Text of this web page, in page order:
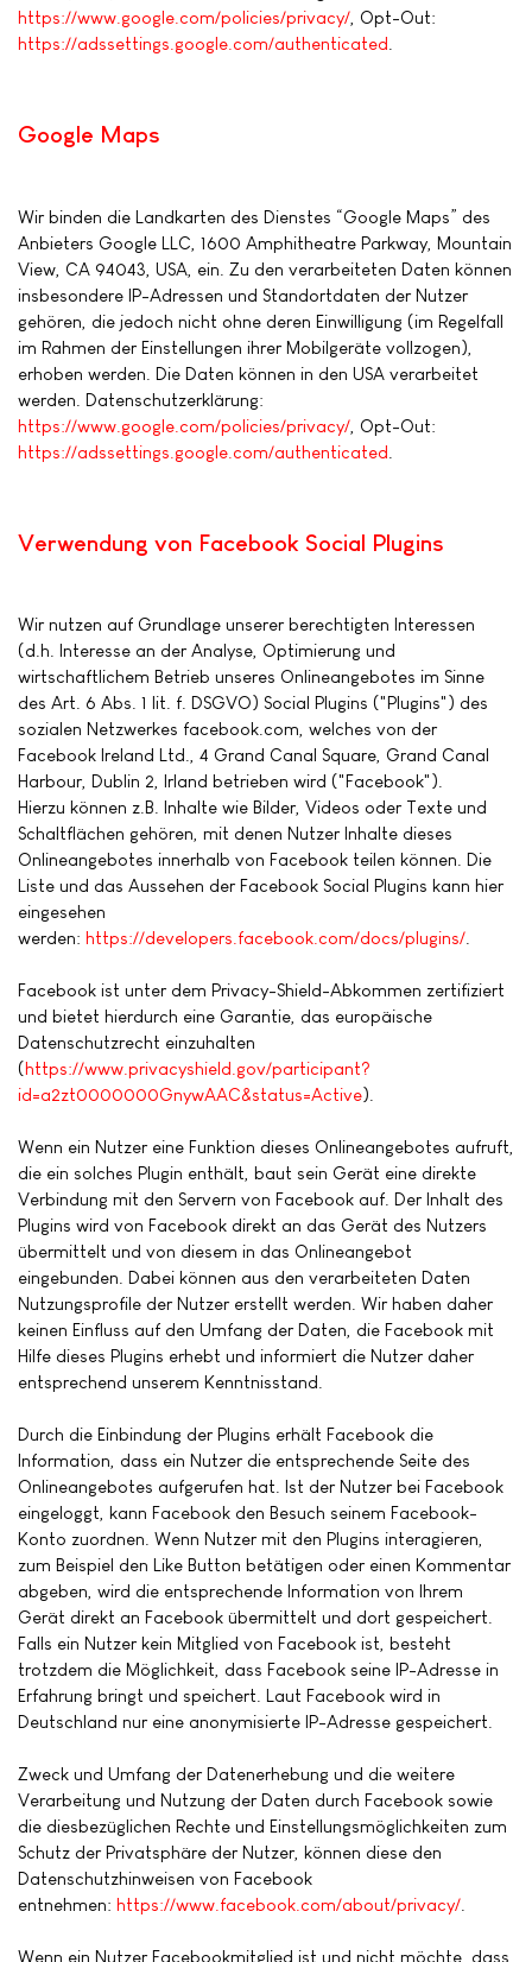
https://www.google.com/policies/privacy/ , Opt-Out:
https://adssettings.google.com/authenticated
Google Maps
Wir binden die Landkarten des Dienstes “Google Maps” des
Anbieters Google LLC, 1600 Amphitheatre Parkway, Mountain
View, CA 94043, USA, ein. Zu den verarbeiteten Daten können
insbesondere IP-Adressen und Standortdaten der Nutzer
gehören, die jedoch nicht ohne deren Einwilligung (im Regelfall
im Rahmen der Einstellungen ihrer Mobilgeräte vollzogen),
erhoben werden. Die Daten können in den USA verarbeitet
werden. Datenschutzerklärung:
https://www.google.com/policies/privacy/ , Opt-Out:
https://adssettings.google.com/authenticated
Verwendung von Facebook Social Plugins
Wir nutzen auf Grundlage unserer berechtigten Interessen
(d.h. Interesse an der Analyse, Optimierung und
wirtschaftlichem Betrieb unseres Onlineangebotes im Sinne
des Art. 6 Abs. 1 lit. f. DSGVO) Social Plugins ("Plugins") des
sozialen Netzwerkes facebook.com, welches von der
Facebook Ireland Ltd., 4 Grand Canal Square, Grand Canal
Harbour, Dublin 2, Irland betrieben wird ("Facebook").
Hierzu können z.B. Inhalte wie Bilder, Videos oder Texte und
Schaltflächen gehören, mit denen Nutzer Inhalte dieses
Onlineangebotes innerhalb von Facebook teilen können. Die
Liste und das Aussehen der Facebook Social Plugins kann hier
eingesehen
werden: https://developers.facebook.com/docs/plugins/
Facebook ist unter dem Privacy-Shield-Abkommen zertifiziert
und bietet hierdurch eine Garantie, das europäische
Datenschutzrecht einzuhalten
(https://www.privacyshield.gov/participant?
id=a2zt0000000GnywAAC&status=Active).
Wenn ein Nutzer eine Funktion dieses Onlineangebotes aufruft,
die ein solches Plugin enthält, baut sein Gerät eine direkte
Verbindung mit den Servern von Facebook auf. Der Inhalt des
Plugins wird von Facebook direkt an das Gerät des Nutzers
übermittelt und von diesem in das Onlineangebot
eingebunden. Dabei können aus den verarbeiteten Daten
Nutzungsprofile der Nutzer erstellt werden. Wir haben daher
keinen Einfluss auf den Umfang der Daten, die Facebook mit
Hilfe dieses Plugins erhebt und informiert die Nutzer daher
entsprechend unserem Kenntnisstand.
Durch die Einbindung der Plugins erhält Facebook die
Information, dass ein Nutzer die entsprechende Seite des
Onlineangebotes aufgerufen hat. Ist der Nutzer bei Facebook
eingeloggt, kann Facebook den Besuch seinem Facebook-
Konto zuordnen. Wenn Nutzer mit den Plugins interagieren,
zum Beispiel den Like Button betätigen oder einen Kommentar
abgeben, wird die entsprechende Information von Ihrem
Gerät direkt an Facebook übermittelt und dort gespeichert.
Falls ein Nutzer kein Mitglied von Facebook ist, besteht
trotzdem die Möglichkeit, dass Facebook seine IP-Adresse in
Erfahrung bringt und speichert. Laut Facebook wird in
Deutschland nur eine anonymisierte IP-Adresse gespeichert.
Zweck und Umfang der Datenerhebung und die weitere
Verarbeitung und Nutzung der Daten durch Facebook sowie
die diesbezüglichen Rechte und Einstellungsmöglichkeiten zum
Schutz der Privatsphäre der Nutzer, können diese den
Datenschutzhinweisen von Facebook
entnehmen: https://www.facebook.com/about/privacy/
Wenn ein Nutzer Facebookmitglied ist und nicht möchte, dass